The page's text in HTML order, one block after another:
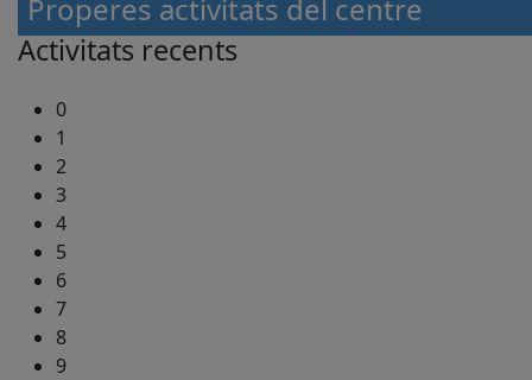
Properes activitats del centre
Activitats recents
0
1
2
3
4
5
6
7
8
9